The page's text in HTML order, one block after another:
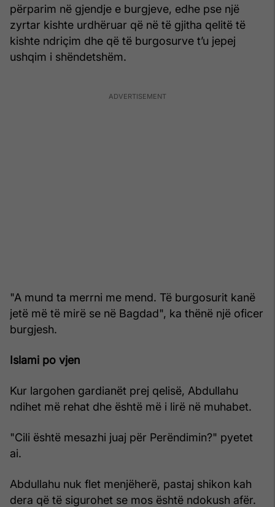
përparim në gjendje e burgjeve, edhe pse një
zyrtar kishte urdhëruar që në të gjitha qelitë të
kishte ndriçim dhe që të burgosurve t’u jepej
ushqim i shëndetshëm.
"A mund ta merrni me mend. Të burgosurit kanë
jetë më të mirë se në Bagdad", ka thënë një oficer
burgjesh.
Islami po vjen
Kur largohen gardianët prej qelisë, Abdullahu
ndihet më rehat dhe është më i lirë në muhabet.
"Cili është mesazhi juaj për Perëndimin?" pyetet
ai.
Abdullahu nuk flet menjëherë, pastaj shikon kah
dera që të sigurohet se mos është ndokush afër.